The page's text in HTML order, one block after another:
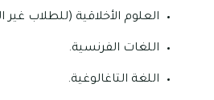
العلوم الأخلاقية (للطلاب
اللغات الفرنسية.
اللغة التاغالوغية.